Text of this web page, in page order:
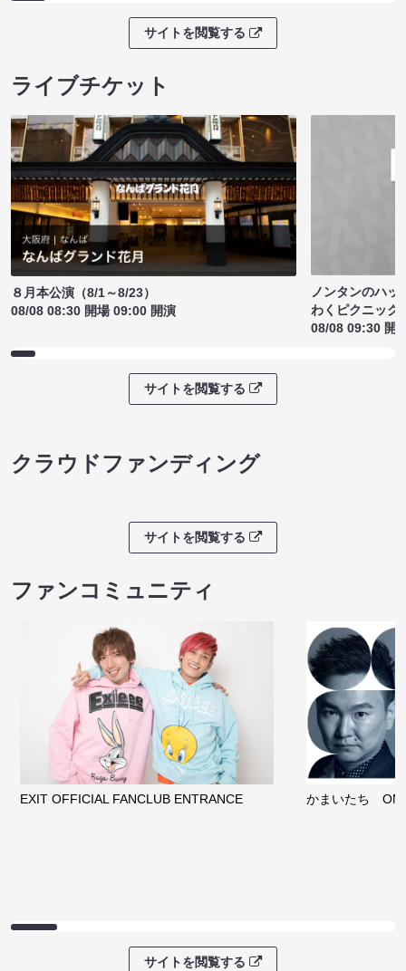
サイトを閲覧する
ライブチケット
８月本公演（8/1～8/23）
08/08 08:30 開場 09:00 開演
ノンタンのハッ
わくピクニック
08/08 09:30 開
サイトを閲覧する
クラウドファンディング
サイトを閲覧する
ファンコミュニティ
EXIT OFFICIAL FANCLUB ENTRANCE かまいたち
サイトを閲覧する